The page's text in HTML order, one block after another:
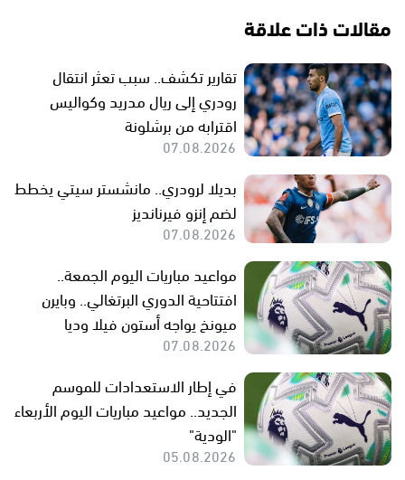
مقالات ذات علاقة
تقارير تكشف.. سبب تعثر انتقال
رودري إلى ريال مدريد وكواليس
اقترابه من برشلونة
07.08.2026
بديلا لرودري.. مانشستر سيتي يخطط
لضم إنزو فيرنانديز
07.08.2026
مواعيد مباريات اليوم الجمعة..
افتتاحية الدوري البرتغالي.. وبايرن
ميونخ يواجه أستون فيلا وديا
07.08.2026
في إطار الاستعدادات للموسم
الجديد.. مواعيد مباريات اليوم الأربعاء
"الودية"
05.08.2026